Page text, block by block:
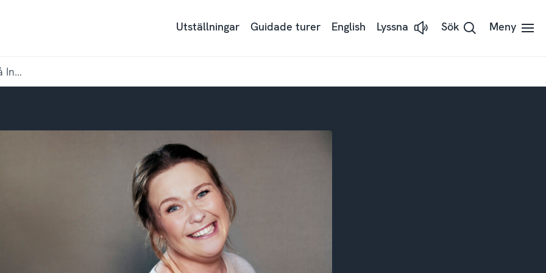
Utställningar Guidade turer English Lyssna
Lyssna
ReadSpeaker
Sök Meny
Jenny Larsson berättar om sin CP-diagnos på Instagram – nu är hon funkivist